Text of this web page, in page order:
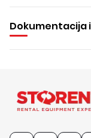
Dokumentacija